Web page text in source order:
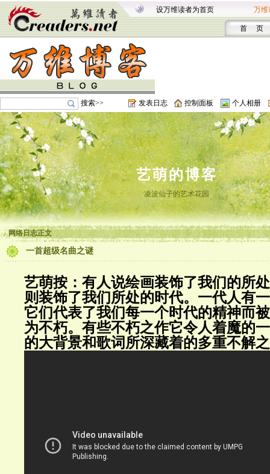
设万维读者为首页 万维
首 页
搜索>> 发表日志 控制面板 个人相册
艺萌的博客
凌波仙子的艺术花园
网络日志正文
一首超级名曲之谜
艺萌按：有人说绘画装饰了我们的所
则装饰了我们所处的时代。一代人有
它们代表了我们每一个时代的精神而
为不朽。有些不朽之作它令人着魔的
的大背景和歌词所深藏着的多重不解